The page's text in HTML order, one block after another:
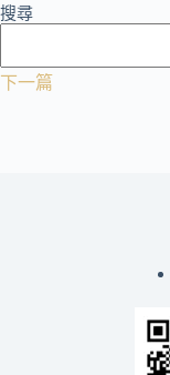
搜尋
下一篇